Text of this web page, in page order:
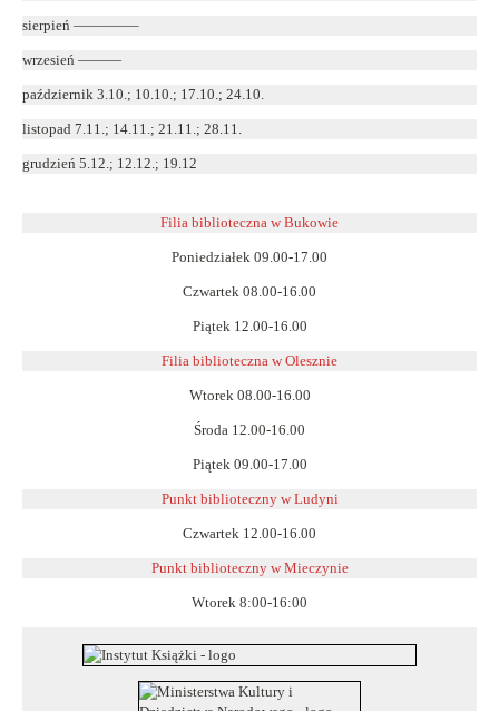
sierpień ————–
wrzesień ———
październik 3.10.; 10.10.; 17.10.; 24.10.
listopad 7.11.; 14.11.; 21.11.; 28.11.
grudzień 5.12.; 12.12.; 19.12
Filia biblioteczna w Bukowie
Poniedziałek 09.00-17.00
Czwartek 08.00-16.00
Piątek 12.00-16.00
Filia biblioteczna w Olesznie
Wtorek 08.00-16.00
Środa 12.00-16.00
Piątek 09.00-17.00
Punkt biblioteczny w Ludyni
Czwartek 12.00-16.00
Punkt biblioteczny w Mieczynie
Wtorek 8:00-16:00